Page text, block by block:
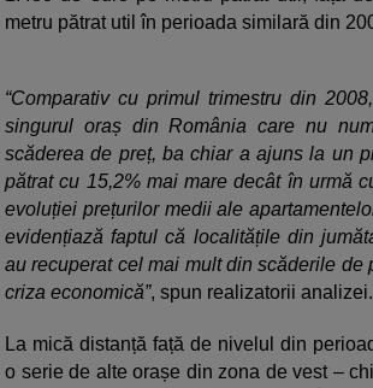
metru pătrat util în perioada similară din
“Comparativ cu primul trimestru din
singurul oraș din România care nu
scăderea de preț, ba chiar a ajuns la un
pătrat cu 15,2% mai mare decât în urmă
evoluției prețurilor medii ale
evidențiază faptul că localitățile din
au recuperat cel mai mult din scăderile de
criza economică”, spun realizatorii analizei.
La mică distanță față de nivelul din
o serie de alte orașe din zona de vest –